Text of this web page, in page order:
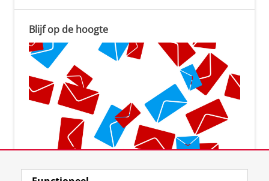
Blijf op de hoogte
Aanmelden voor de nieuwsbrief